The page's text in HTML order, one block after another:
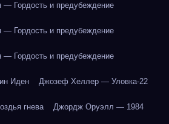
— Гордость и предубеждение
— Гордость и предубеждение
— Гордость и предубеждение
Иден Джозеф Хеллер — Уловка-22
гнева Джордж Оруэлл — 1984